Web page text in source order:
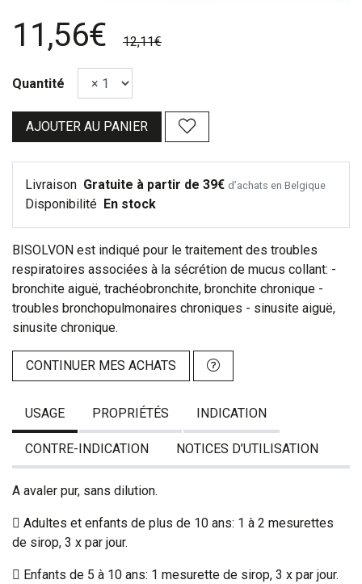
11,56€ 12,11€
Quantité
AJOUTER AU PANIER
Livraison Gratuite à partir de 39€ d’achats en Belgique
Disponibilité En stock
BISOLVON est indiqué pour le traitement des troubles
respiratoires associées à la sécrétion de mucus collant: -
bronchite aiguë, trachéobronchite, bronchite chronique -
troubles bronchopulmonaires chroniques - sinusite aiguë,
sinusite chronique.
CONTINUER MES ACHATS
USAGE PROPRIÉTÉS INDICATION
CONTRE-INDICATION NOTICES D’UTILISATION
A avaler pur, sans dilution.
 Adultes et enfants de plus de 10 ans: 1 à 2 mesurettes
de sirop, 3 x par jour.
 Enfants de 5 à 10 ans: 1 mesurette de sirop, 3 x par jour.